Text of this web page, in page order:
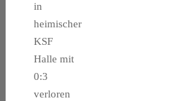
in
heimischer
KSF
Halle mit
0:3
verloren